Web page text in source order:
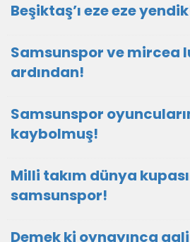
Beşiktaş’ı eze eze
Samsunspor ve mircea
ardından!
Samsunspor
kaybolmuş!
Milli takım dünya
samsunspor!
Demek ki oynayınca